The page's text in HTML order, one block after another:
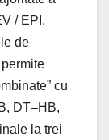
/ EPI.
de
cu
DT–HB,
la trei